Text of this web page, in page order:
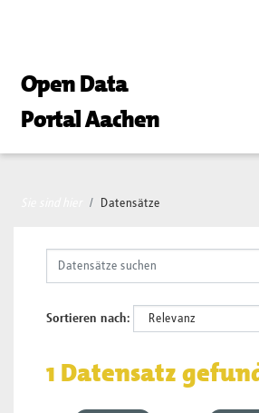
Open Data
Portal Aachen
Datensätze
Sortieren nach
1 Datensatz